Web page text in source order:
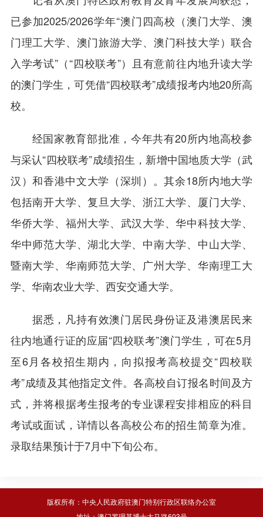
已参加2025/2026学年“澳门四高校（澳门大学、澳
门理工大学、澳门旅游大学、澳门科技大学）联合
入学考试”（“四校联考”）且有意前往内地升读大学
的澳门学生，可凭借“四校联考”成绩报考内地20所高
校。
经国家教育部批准，今年共有20所内地高校参
与采认“四校联考”成绩招生，新增中国地质大学（武
汉）和香港中文大学（深圳）。其余18所内地大学
包括南开大学、复旦大学、浙江大学、厦门大学、
华侨大学、福州大学、武汉大学、华中科技大学、
华中师范大学、湖北大学、中南大学、中山大学、
暨南大学、华南师范大学、广州大学、华南理工大
学、华南农业大学、西安交通大学。
据悉，凡持有效澳门居民身份证及港澳居民来
往内地通行证的应届“四校联考”澳门学生，可在5月
至6月各校招生期内，向拟报考高校提交“四校联
考”成绩及其他指定文件。各高校自订报名时间及方
式，并将根据考生报考的专业课程安排相应的科目
考试或面试，详情以各高校公布的招生简章为准。
录取结果预计于7月中下旬公布。
版权所有：中央人民政府驻澳门特别行政区联络办公室